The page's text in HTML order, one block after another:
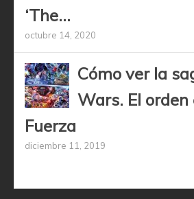
‘The...
octubre 14, 2020
Cómo ver la
Wars. El orden
Fuerza
diciembre 11, 2019